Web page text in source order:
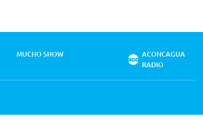
MUCHO SHOW
ACONCAGUA
RADIO